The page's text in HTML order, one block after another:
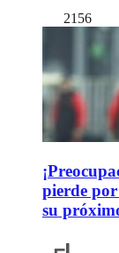
2156
pierde
su